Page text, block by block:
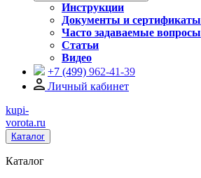
Инструкции
Документы и сертификаты
Часто задаваемые вопросы
Статьи
Видео
+7 (499) 962-41-39
Личный кабинет
kupi-
vorota.ru
Каталог
Каталог